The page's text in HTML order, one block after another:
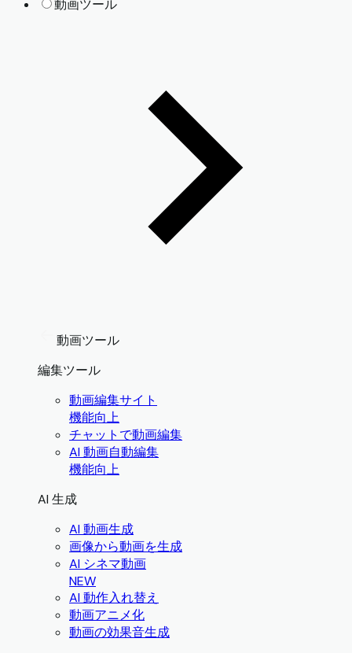
動画ツール
動画ツール
編集ツール
動画編集サイト
機能向上
チャットで動画編集
AI 動画自動編集
機能向上
AI 生成
AI 動画生成
画像から動画を生成
AI シネマ動画
NEW
AI 動作入れ替え
動画アニメ化
動画の効果音生成